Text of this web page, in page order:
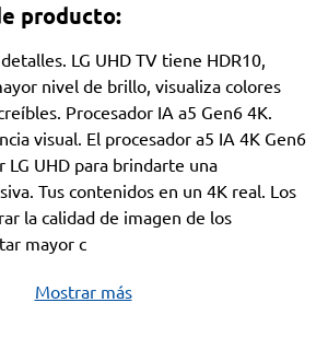
producto:
LG UHD TV tiene HDR10,
nivel de brillo, visualiza colores
Procesador IA a5 Gen6 4K.
visual. El procesador a5 IA 4K Gen6
UHD para brindarte una
Tus contenidos en un 4K real. Los
la calidad de imagen de los
mayor c
Mostrar más